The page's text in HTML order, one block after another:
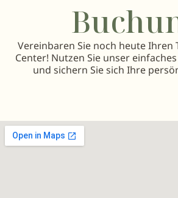
Vereinbaren Sie noch heute Ihren
Center! Nutzen Sie unser
und sichern Sie sich Ihre